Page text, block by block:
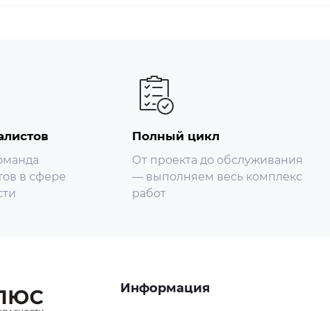
CTS (по умолчанию: 2347)
в реальном времени
терминальная станция
в сфере
Полный цикл
От проекта до обслуживания
— выполняем весь комплекс
работ
Информация